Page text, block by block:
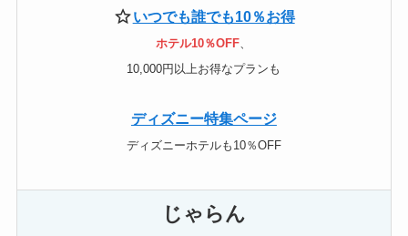
いつでも誰でも10％お得
ホテル10％OFF
10,000円以上お得なプランも
ディズニー特集ページ
ディズニーホテルも10％OFF
じゃらん